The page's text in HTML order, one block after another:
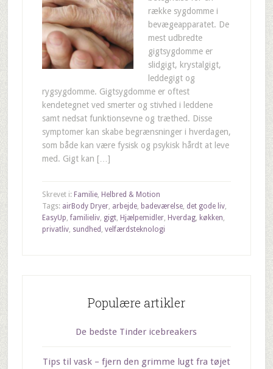
række sygdomme i
bevægeapparatet. De
mest udbredte
gigtsygdomme er
slidgigt, krystalgigt,
leddegigt og
rygsygdomme. Gigtsygdomme er oftest
kendetegnet ved smerter og stivhed i leddene
samt nedsat funktionsevne og træthed. Disse
symptomer kan skabe begrænsninger i hverdagen,
som både kan være fysisk og psykisk hårdt at leve
med. Gigt kan […]
Skrevet i: Familie, Helbred & Motion
Tags: airBody Dryer, arbejde, badeværelse, det gode liv,
EasyUp,familieliv, gigt, Hjælpemidler, Hverdag, køkken,
privatliv, sundhed , velfærdsteknologi
Populære artikler
De bedste Tinder icebreakers
Tips til vask – fjern den grimme lugt fra tøjet